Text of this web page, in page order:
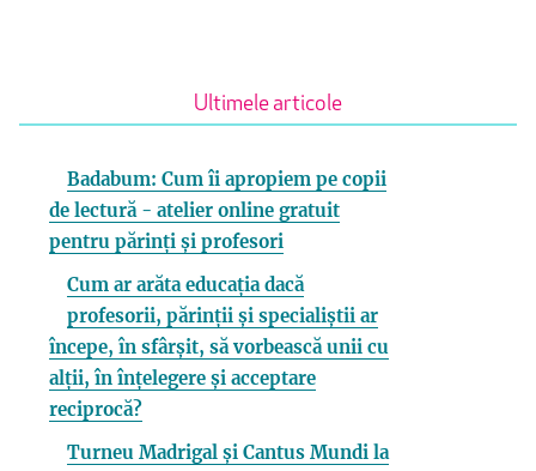
Ultimele articole
Badabum: Cum îi apropiem pe copii
de lectură - atelier online gratuit
pentru părinți și profesori
Cum ar arăta educația dacă
profesorii, părinții și specialiștii ar
începe, în sfârșit, să vorbească unii cu
alții, în înțelegere și acceptare
reciprocă?
Turneu Madrigal și Cantus Mundi la